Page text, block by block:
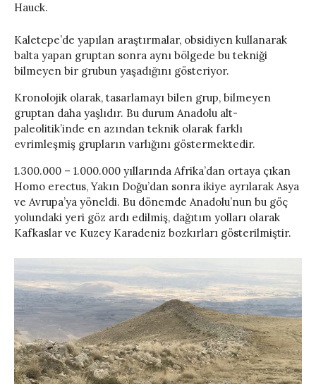
Hauck.
Kaletepe’de yapılan araştırmalar, obsidiyen kullanarak
balta yapan gruptan sonra aynı bölgede bu tekniği
bilmeyen bir grubun yaşadığını gösteriyor.
Kronolojik olarak, tasarlamayı bilen grup, bilmeyen
gruptan daha yaşlıdır. Bu durum Anadolu alt-
paleolitik’inde en azından teknik olarak farklı
evrimleşmiş grupların varlığını göstermektedir.
1.300.000 – 1.000.000 yıllarında Afrika’dan ortaya çıkan
Homo erectus, Yakın Doğu’dan sonra ikiye ayrılarak Asya
ve Avrupa’ya yöneldi. Bu dönemde Anadolu’nun bu göç
yolundaki yeri göz ardı edilmiş, dağıtım yolları olarak
Kafkaslar ve Kuzey Karadeniz bozkırları gösterilmiştir.